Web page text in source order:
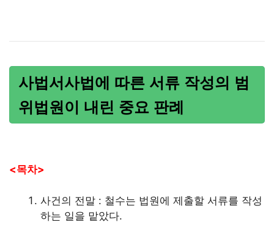
사법서사법에 따른 서류 작성의 범
위법원이 내린 중요 판례
<목차>
사건의 전말 : 철수는 법원에 제출할 서류를 작성
하는 일을 맡았다.